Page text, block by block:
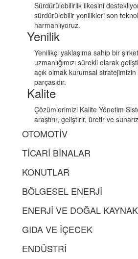
Sürdürülebilirlik ilkesini
sürdürülebilir yenilikleri son
harmanlıyoruz.
Yenilik
Yenilikçi yaklaşıma sahip bir
uzmanlığımızı sürekli olarak
açık olmak kurumsal stratejimizin
parçasıdır.
Kalite
Çözümlerimizi Kalite Yönetim
araştırır, geliştirir, üretir ve
OTOMOTİV
TİCARİ BİNALAR
KONUTLAR
BÖLGESEL ENERJİ
ENERJİ VE DOĞAL
GIDA VE İÇECEK
ENDÜSTRİ